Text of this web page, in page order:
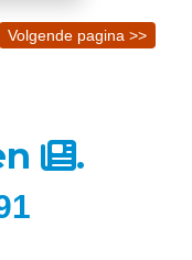
Volgende pagina >>
.